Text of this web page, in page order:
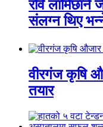
रवि लामिछाने
संलग्न थिए
वीरगंज कृषि
तयार